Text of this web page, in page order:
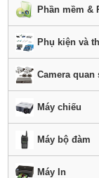
Phần mềm &
Phụ kiện và
Camera quan
Máy chiếu
Máy bộ đàm
Máy In